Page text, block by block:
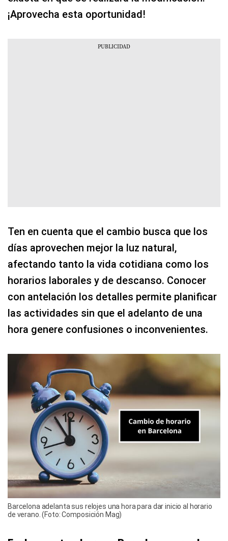
¡Aprovecha esta oportunidad!
Ten en cuenta que el cambio busca que los
días aprovechen mejor la luz natural,
afectando tanto la vida cotidiana como los
horarios laborales y de descanso. Conocer
con antelación los detalles permite planificar
las actividades sin que el adelanto de una
hora genere confusiones o inconvenientes.
Barcelona adelanta sus relojes una hora para dar inicio al horario
de verano. (Foto: Composición Mag)